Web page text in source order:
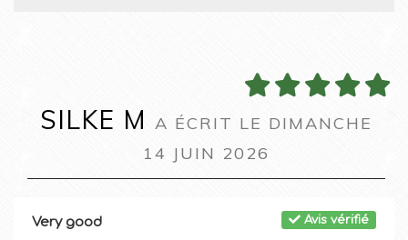
SILKE M A ÉCRIT LE DIMANCHE
14 JUIN 2026
Avis vérifié
Very good